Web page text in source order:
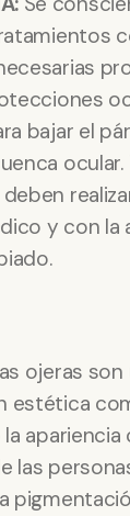
bajar el
y con la
ojeras son
estética
apariencia
las